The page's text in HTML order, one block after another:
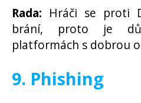
Rada: Hráči se proti
brání, proto je
platformách s dobrou
9. Phishing